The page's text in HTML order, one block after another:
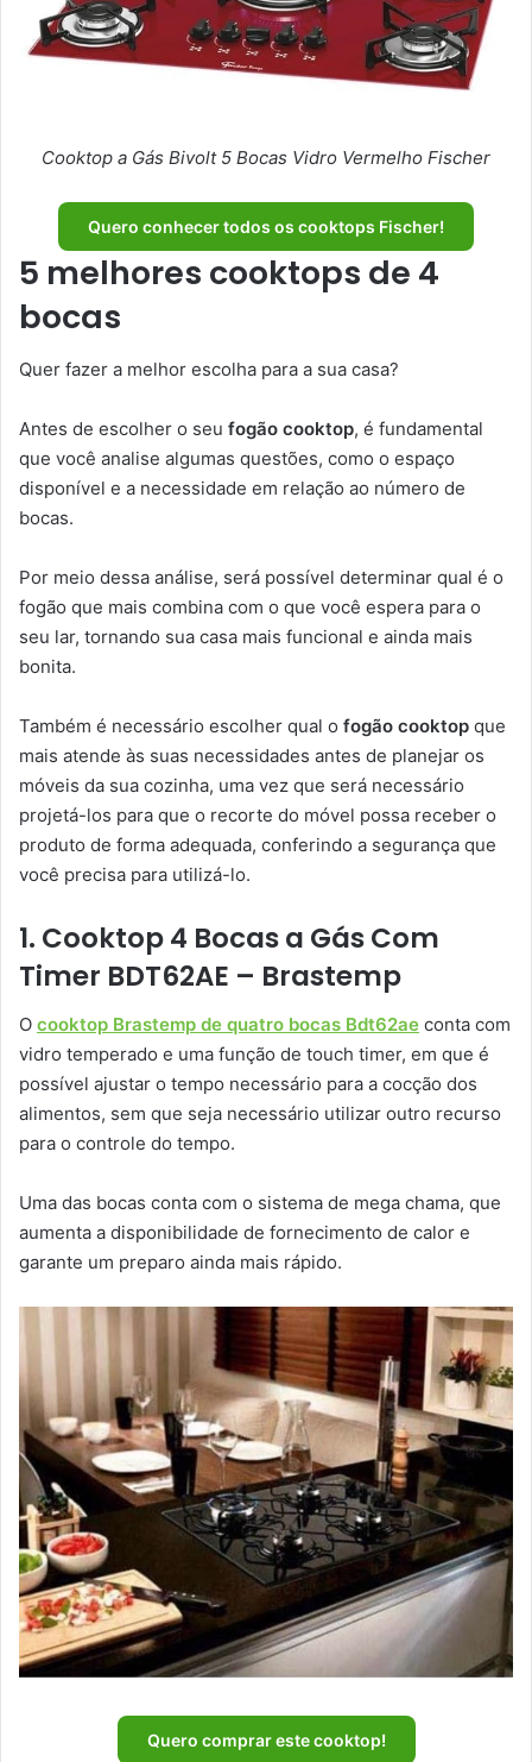
Cooktop a Gás Bivolt 5 Bocas Vidro Vermelho Fischer
Quero conhecer todos os cooktops Fischer!
5 melhores cooktops de 4
bocas
Quer fazer a melhor escolha para a sua casa?
Antes de escolher o seu fogão cooktop, é fundamental
que você analise algumas questões, como o espaço
disponível e a necessidade em relação ao número de
bocas.
Por meio dessa análise, será possível determinar qual é o
fogão que mais combina com o que você espera para o
seu lar, tornando sua casa mais funcional e ainda mais
bonita.
Também é necessário escolher qual o fogão cooktop que
mais atende às suas necessidades antes de planejar os
móveis da sua cozinha, uma vez que será necessário
projetá-los para que o recorte do móvel possa receber o
produto de forma adequada, conferindo a segurança que
você precisa para utilizá-lo.
1. Cooktop 4 Bocas a Gás Com
Timer BDT62AE – Brastemp
O cooktop Brastemp de quatro bocas Bdt62ae conta com
vidro temperado e uma função de touch timer, em que é
possível ajustar o tempo necessário para a cocção dos
alimentos, sem que seja necessário utilizar outro recurso
para o controle do tempo.
Uma das bocas conta com o sistema de mega chama, que
aumenta a disponibilidade de fornecimento de calor e
garante um preparo ainda mais rápido.
Quero comprar este cooktop!